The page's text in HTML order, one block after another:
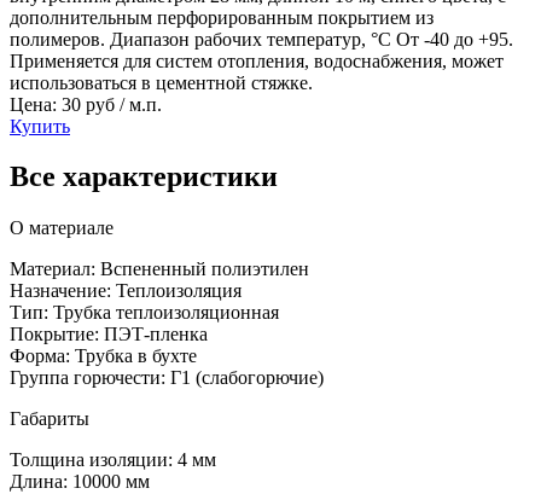
дополнительным перфорированным покрытием из
полимеров. Диапазон рабочих температур, °C От -40 до +95.
Применяется для систем отопления, водоснабжения, может
использоваться в цементной стяжке.
Цена: 30 руб / м.п.
Купить
Все характеристики
О материале
Материал: Вспененный полиэтилен
Назначение: Теплоизоляция
Тип: Трубка теплоизоляционная
Покрытие: ПЭТ-пленка
Форма: Трубка в бухте
Группа горючести: Г1 (слабогорючие)
Габариты
Толщина изоляции: 4 мм
Длина: 10000 мм